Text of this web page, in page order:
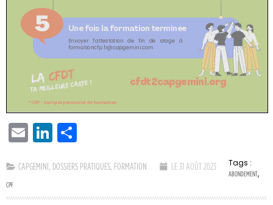
EMAIL LINKEDIN
CAPGEMINI, DOSSIERS PRATIQUES, FORMATION LE 31 AOÛT 2023 Tags :
ABONDEMENT,
CPF